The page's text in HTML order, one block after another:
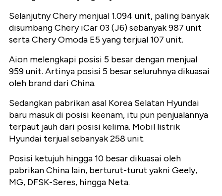
Selanjutny Chery menjual 1.094 unit, paling banyak
disumbang Chery iCar 03 (J6) sebanyak 987 unit
serta Chery Omoda E5 yang terjual 107 unit.
Aion melengkapi posisi 5 besar dengan menjual
959 unit. Artinya posisi 5 besar seluruhnya dikuasai
oleh brand dari China.
Sedangkan pabrikan asal Korea Selatan Hyundai
baru masuk di posisi keenam, itu pun penjualannya
terpaut jauh dari posisi kelima. Mobil listrik
Hyundai terjual sebanyak 258 unit.
Posisi ketujuh hingga 10 besar dikuasai oleh
pabrikan China lain, berturut-turut yakni Geely,
MG, DFSK-Seres, hingga Neta.